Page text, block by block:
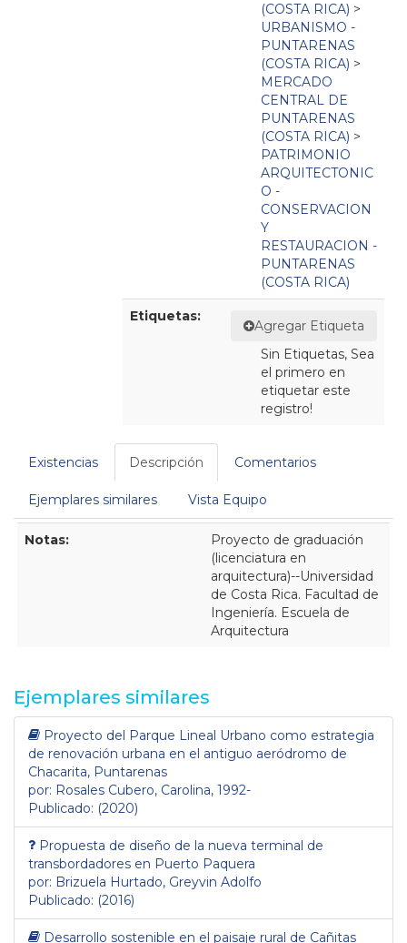
(COSTA RICA) >
URBANISMO -
PUNTARENAS
(COSTA RICA) >
MERCADO
CENTRAL DE
PUNTARENAS
(COSTA RICA) >
PATRIMONIO
ARQUITECTONIC
O -
CONSERVACION
Y
RESTAURACION -
PUNTARENAS
(COSTA RICA)
Etiquetas:
Agregar Etiqueta
Sin Etiquetas, Sea
el primero en
etiquetar este
registro!
Existencias Descripción Comentarios
Ejemplares similares
Vista Equipo
Descripción
Notas:
Proyecto de graduación
(licenciatura en
arquitectura)--Universidad
de Costa Rica. Facultad de
Ingeniería. Escuela de
Arquitectura
Ejemplares similares
Proyecto del Parque Lineal Urbano como estrategia
de renovación urbana en el antiguo aeródromo de
Chacarita, Puntarenas
por: Rosales Cubero, Carolina, 1992-
Publicado: (2020)
Propuesta de diseño de la nueva terminal de
transbordadores en Puerto Paquera
por: Brizuela Hurtado, Greyvin Adolfo
Publicado: (2016)
Desarrollo sostenible en el paisaje rural de Cañitas